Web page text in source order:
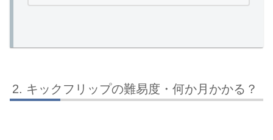
キックフリップの難易度・何か月かかる？